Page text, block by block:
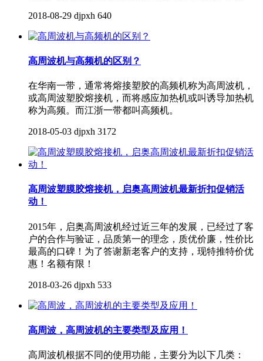
2018-08-29 djpxh 640
高周波机与高频机的区别？
在华南一带，通常将熔接塑胶的高频机称为高周波机，
或高周波塑胶熔接机，而将感应加热机或叫诱导加热机
称为高频。而江浙一带都叫高频机。
2018-05-03 djpxh 3172
高周波塑膜胶熔接机，启奥高周波机最新折扣促销活
动！
2015年，启奥高周波机经过近三年的发展，已经过了客
户的合作与验证，品质第一的理念，质优价廉，性价比
最高的口碑！为了答谢新老客户的支持，现特推特价优
惠！名额有限！
2018-03-26 djpxh 533
高周波，高周波机的主要类型及应用！
高周波机根据不同的使用功能，主要分为以下几类：